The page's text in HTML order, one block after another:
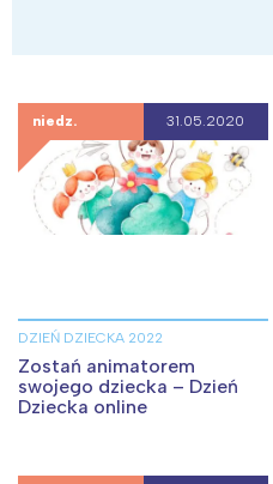
niedz. 31.05.2020
DZIEŃ DZIECKA 2022
Zostań animatorem
swojego dziecka – Dzień
Dziecka online